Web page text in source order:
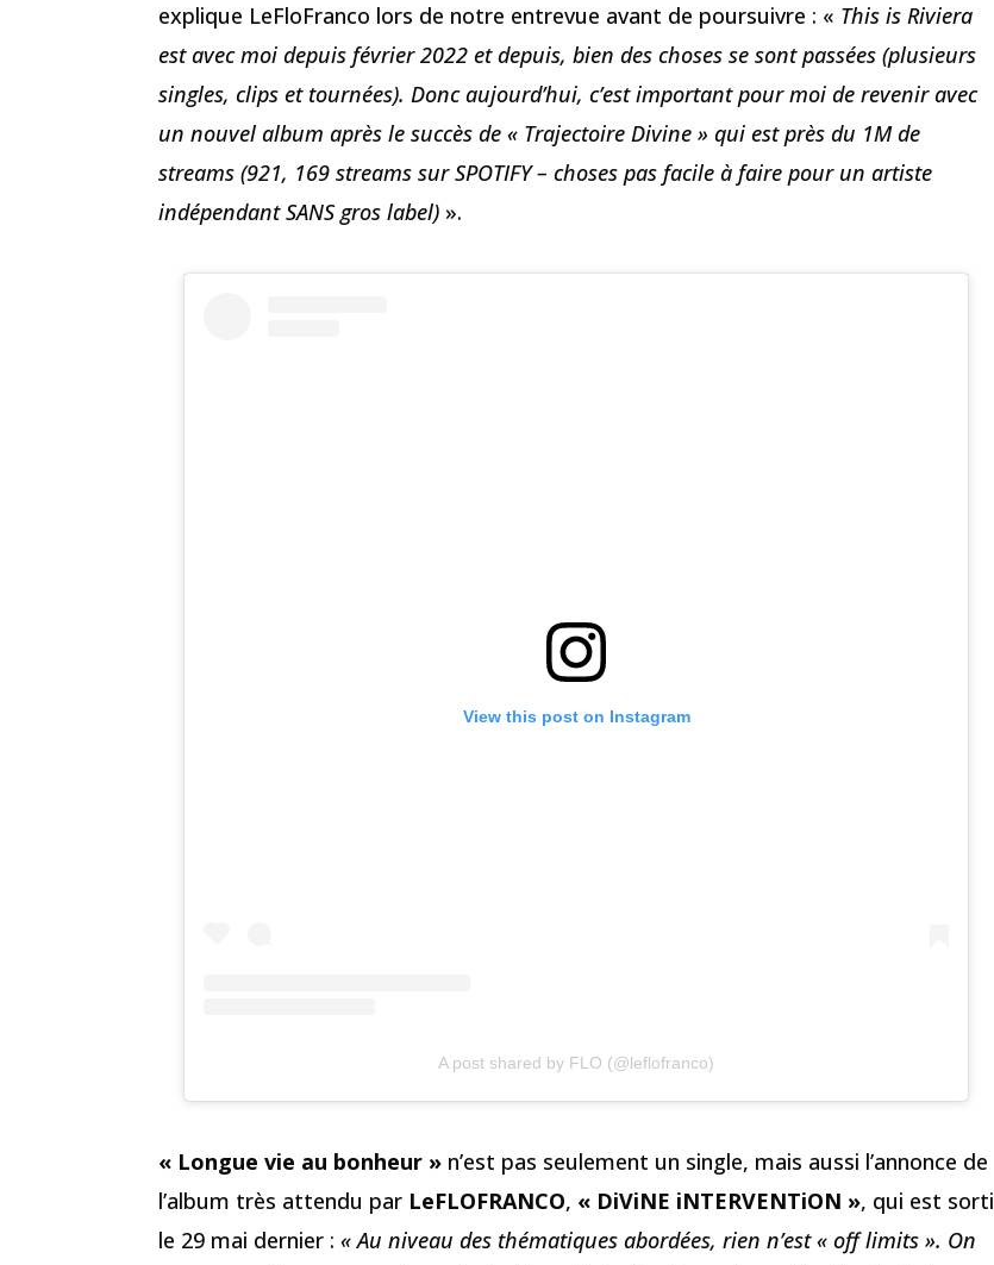
explique LeFloFranco lors de notre entrevue avant de poursuivre : « This is Riviera
est avec moi depuis février 2022 et depuis, bien des choses se sont passées (plusieurs
singles, clips et tournées). Donc aujourd’hui, c’est important pour moi de revenir avec
un nouvel album après le succès de « Trajectoire Divine » qui est près du 1M de
streams (921, 169 streams sur SPOTIFY – choses pas facile à faire pour un artiste
indépendant SANS gros label) ».
View this post on Instagram
A post shared by FLO (@leflofranco)
« Longue vie au bonheur » n’est pas seulement un single, mais aussi l’annonce de
l’album très attendu par LeFLOFRANCO, « DiViNE iNTERVENTiON », qui est sorti
le 29 mai dernier : « Au niveau des thématiques abordées, rien n’est « off limits ». On